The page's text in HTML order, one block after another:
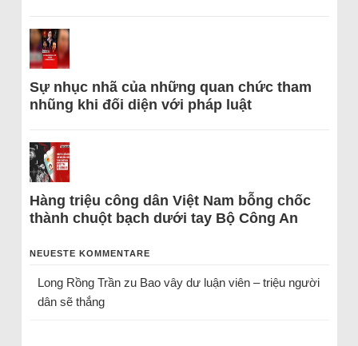
Sự nhục nhã của những quan chức tham
nhũng khi đối diện với pháp luật
Hàng triệu công dân Việt Nam bỗng chốc
thành chuột bạch dưới tay Bộ Công An
NEUESTE KOMMENTARE
Long Rồng Trầnzu Bao vây dư luận viên – triệu người
dân sẽ thắng